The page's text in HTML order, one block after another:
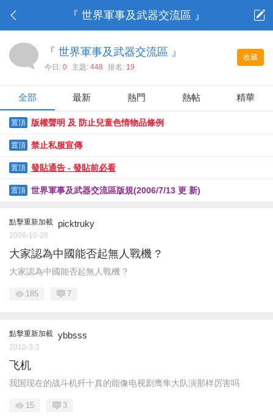
『 世界軍事及武器交流區 』
收藏
『 世界軍事及武器交流區 』
今日: 0 主題: 448 排名: 19
全部 最新 熱門 熱帖 精華
置頂 版權聲明 及 防止兒童色情物品條例
置頂 禁止私服宣傳
置頂 發貼通告 - 發貼前必看
置頂 世界軍事及武器交流區版規(2006/7/13 更 新)
點擊重新加載 picktruky
2006-10-26
大家認為中國能否起無人戰機 ?
大家認為中國能否起無人戰機 ?
185 7
點擊重新加載 ybbsss
2010-3-3
飞机
我国现在的战斗机歼十真的能像电视剧鹰隼大队演那样厉害吗
15 3